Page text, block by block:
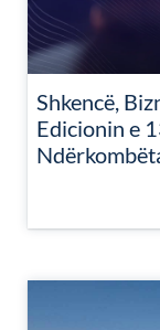
Shkencë,
Edicionin e